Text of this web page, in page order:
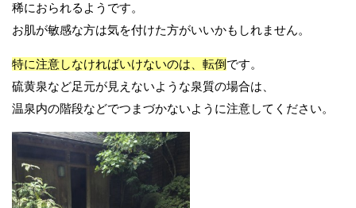
稀におられるようです。
お肌が敏感な方は気を付けた方がいいかもしれません。
特に注意しなければいけないのは、転倒です。
硫黄泉など足元が見えないような泉質の場合は、
温泉内の階段などでつまづかないように注意してください。